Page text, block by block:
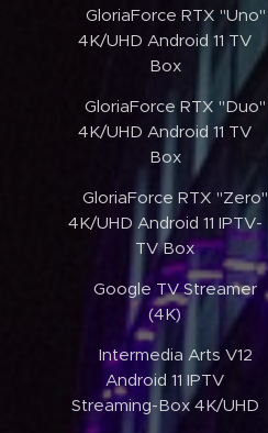
✔️GloriaForce RTX "Uno"
4K/UHD Android 11 TV
Box
✔️GloriaForce RTX "Duo"
4K/UHD Android 11 TV
Box
✔️GloriaForce RTX "Zero"
4K/UHD Android 11 IPTV-
TV Box
✔️Google TV Streamer
(4K)
✔️Intermedia Arts V12
Android 11 IPTV
Streaming-Box 4K/UHD